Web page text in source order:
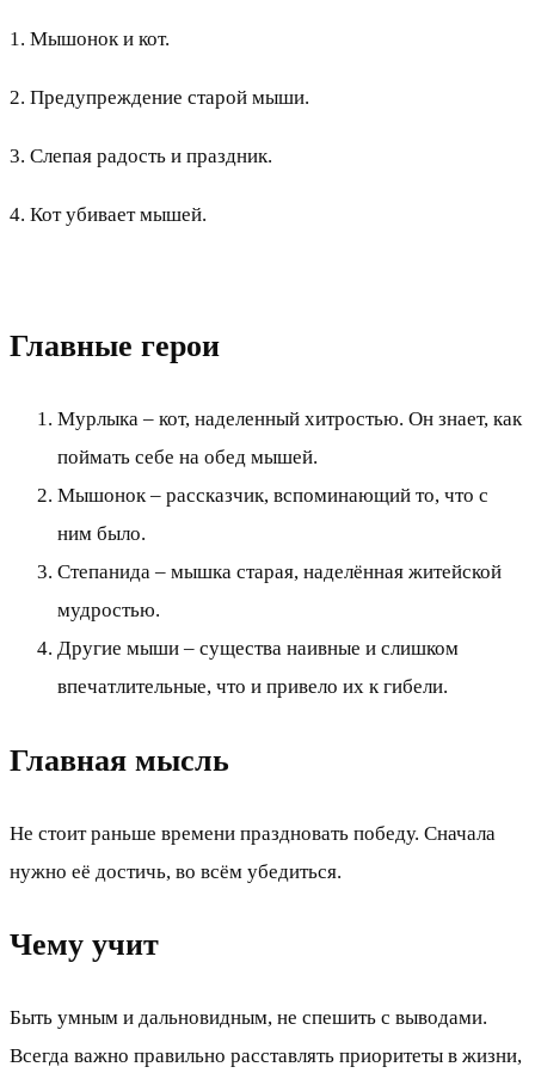
1. Мышонок и кот.
2. Предупреждение старой мыши.
3. Слепая радость и праздник.
4. Кот убивает мышей.
Главные герои
Мурлыка – кот, наделенный хитростью. Он знает, как
поймать себе на обед мышей.
Мышонок – рассказчик, вспоминающий то, что с
ним было.
Степанида – мышка старая, наделённая житейской
мудростью.
Другие мыши – существа наивные и слишком
впечатлительные, что и привело их к гибели.
Главная мысль
Не стоит раньше времени праздновать победу. Сначала
нужно её достичь, во всём убедиться.
Чему учит
Быть умным и дальновидным, не спешить с выводами.
Всегда важно правильно расставлять приоритеты в жизни,